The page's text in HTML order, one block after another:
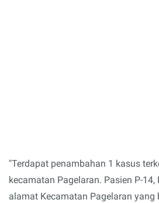
"Terdapat penambahan 1 kasus
kecamatan Pagelaran. Pasien P-14,
alamat Kecamatan Pagelaran yang